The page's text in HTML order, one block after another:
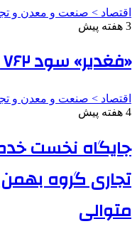
اقتصاد > صنعت و معدن و
3 هفته پیش
«فغدیر» سود ۷۶۲ ریالی تقسیم کرد
اقتصاد > صنعت و معدن و
4 هفته پیش
جایگاه نخست
تجاری گروه
متوالی